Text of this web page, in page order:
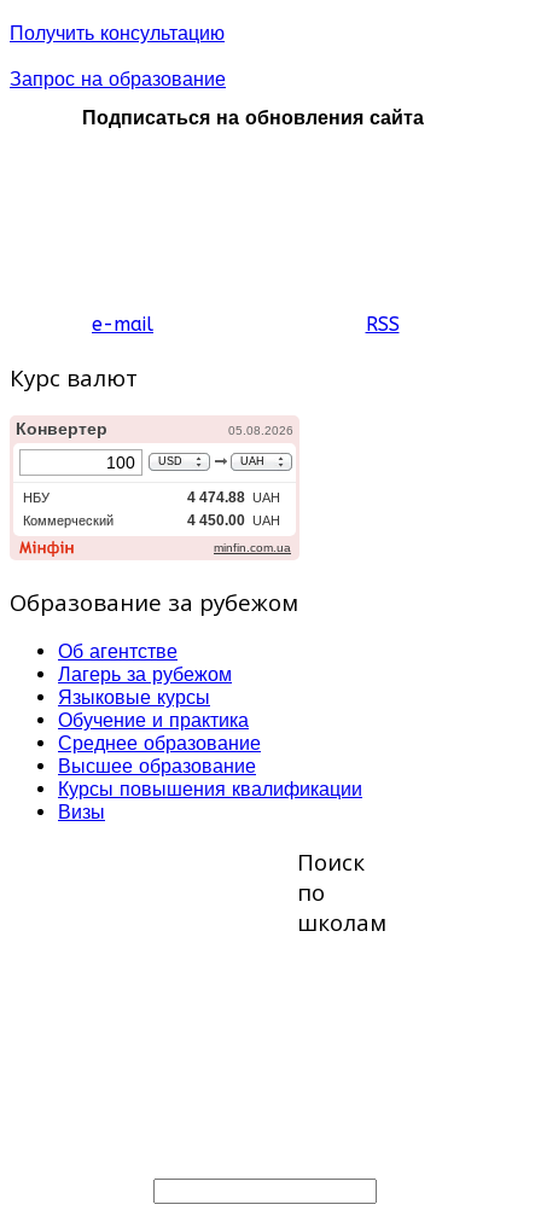
Получить консультацию
Запрос на образование
Подписаться на обновления сайта
e-mail RSS
Курс валют
Образование за рубежом
Об агентстве
Лагерь за рубежом
Языковые курсы
Обучение и практика
Среднее образование
Высшее образование
Курсы повышения квалификации
Визы
Поиск
по
школам